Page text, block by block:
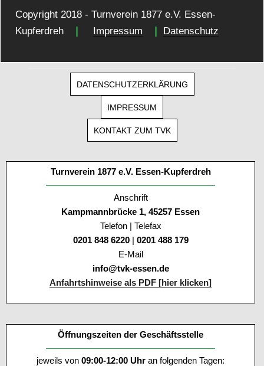
Copyright 2018 - Turnverein 1877 e.V. Essen-
Kupferdreh
Impressum Datenschutz
DATENSCHUTZERKLÄRUNG
IMPRESSUM
KONTAKT ZUM TVK
Turnverein 1877 e.V. Essen-Kupferdreh
Anschrift
Kampmannbrücke 1, 45257 Essen
Telefon | Telefax
0201 848 6220 | 0201 488 179
E-Mail
info@tvk-essen.de
Anfahrtshinweise als PDF [hier klicken]
Öffnungszeiten der Geschäftsstelle
jeweils von 09:00-12:00 Uhr an folgenden Tagen: